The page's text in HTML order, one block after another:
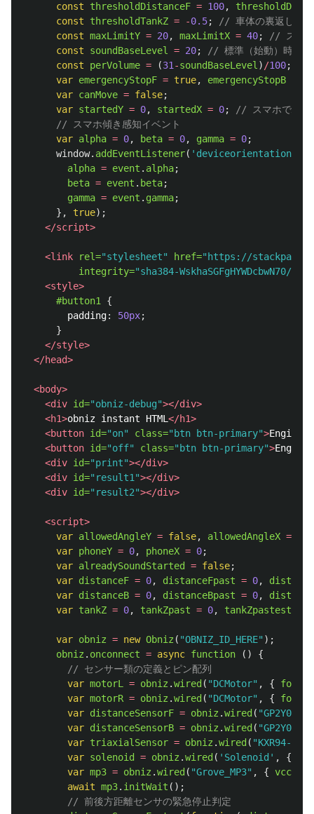
const
thresholdDistanceF = 100,
const
thresholdTankZ = -0.5;
// 車体の裏返しを
const maxLimitY = 20, maxLimitX = 40;
// スマホ
const
soundBaseLevel = 20;
// 標準（始動）時の音
const
perVolume = (31 -soundBaseLevel ) /100;
var emergencyStopF = true, emergencyStopB
var canMove = false;
var startedY = 0, startedX = 0;
// スマホで駆動
// スマホ傾き感知イベント
var alpha = 0, beta = 0, gamma = 0;
window. addEventListener( ' deviceorientation
alpha = event . alpha;
beta = event . beta;
gamma = event . gamma;
},
true);
</script>
<link rel="stylesheet" href="https://
integrity="sha384-WskhaSGFgHYWDcbwN70/
<style>
#button1
{
padding: 50px;
}
</style>
</head>
<body>
<div id="obniz-debug"></div>
<h1>obniz instant HTML </h1>
<button id="on" class="btn btn-primary">Engine
<button id="off" class="btn btn-primary">Engine
<div id="print"></div>
<div id="result1"></div>
<div id="result2"></div>
<script>
var allowedAngleY = false, allowedAngleX =
var phoneY = 0, phoneX = 0;
var alreadySoundStarted = false;
var distanceF = 0, distanceFpast = 0,
var distanceB = 0, distanceBpast = 0,
var tankZ = 0, tankZpast = 0, tankZpastest
var obniz = new Obniz ( "OBNIZ_ID_HERE" );
obniz . onconnect = async function ()
{
// センサー類の定義とピン配列
var motorL = obniz .wired ( "DCMotor" , {
var motorR = obniz .wired ( "DCMotor" , {
var distanceSensorF = obniz .wired ( "
var distanceSensorB = obniz .wired ( "
var triaxialSensor = obniz .wired ( "KXR94-2050
var solenoid = obniz .wired ( ' Solenoid ' , {
var mp3 = obniz .wired ( "Grove_MP3" , { vcc
await mp3. initWait ();
// 前後方距離センサの緊急停止判定